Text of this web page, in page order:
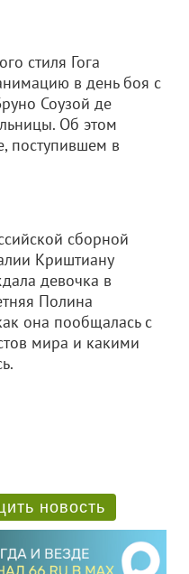
стиля Гога
в день боя с
Соузой де
Об этом
поступившем в
сборной
Криштиану
девочка в
Полина
она пообщалась с
мира и какими
новость